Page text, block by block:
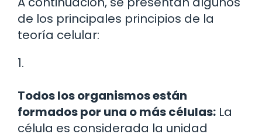
de los principales principios de la
teoría celular:
1.
Todos los organismos están
formados por una o más células: La
célula es considerada la unidad